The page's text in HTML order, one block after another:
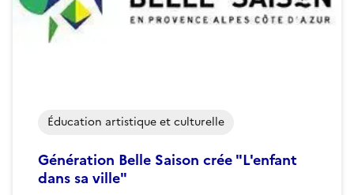
Génération Belle Saison crée "L'enfant
dans sa ville"
Éducation artistique et culturelle